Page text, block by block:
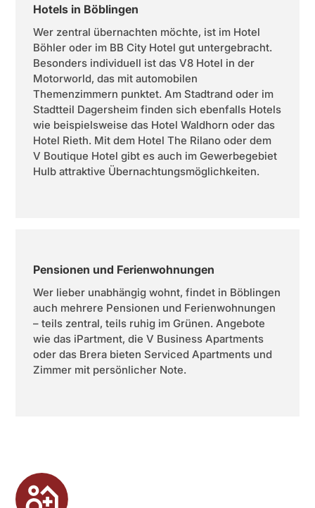
Hotels in Böblingen
Wer zentral übernachten möchte, ist im Hotel
Böhler oder im BB City Hotel gut untergebracht.
Besonders individuell ist das V8 Hotel in der
Motorworld, das mit automobilen
Themenzimmern punktet. Am Stadtrand oder im
Stadtteil Dagersheim finden sich ebenfalls Hotels
wie beispielsweise das Hotel Waldhorn oder das
Hotel Rieth. Mit dem Hotel The Rilano oder dem
V Boutique Hotel gibt es auch im Gewerbegebiet
Hulb attraktive Übernachtungsmöglichkeiten.
Pensionen und Ferienwohnungen
Wer lieber unabhängig wohnt, findet in Böblingen
auch mehrere Pensionen und Ferienwohnungen
– teils zentral, teils ruhig im Grünen. Angebote
wie das iPartment, die V Business Apartments
oder das Brera bieten Serviced Apartments und
Zimmer mit persönlicher Note.